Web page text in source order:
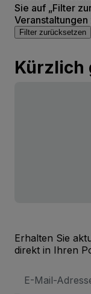
Sie auf „Filter
Veranstaltungen
Filter zurücksetzen
Kürzlich
Erhalten Sie
direkt in Ihren
Mail-